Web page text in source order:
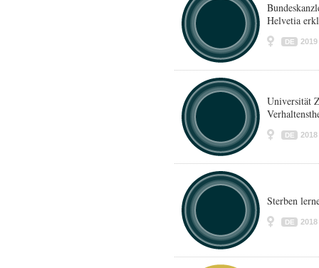
Helvetia
DE 2019
Universität
DE 2018
Sterben
DE 2018